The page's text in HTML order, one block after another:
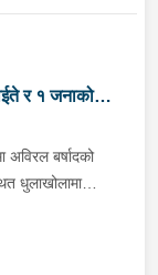
र १ जनाको
बर्षादको
धुलाखोलामा
जनाको टोली
बि.क.को